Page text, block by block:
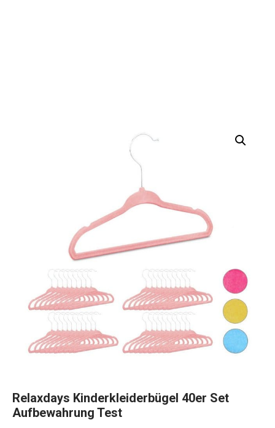
Relaxdays Kinderkleiderbügel 40er Set
Aufbewahrung Test